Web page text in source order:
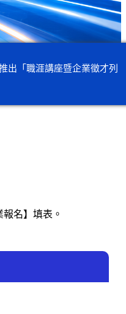
出「職涯講座暨企業徵才列
名】填表。